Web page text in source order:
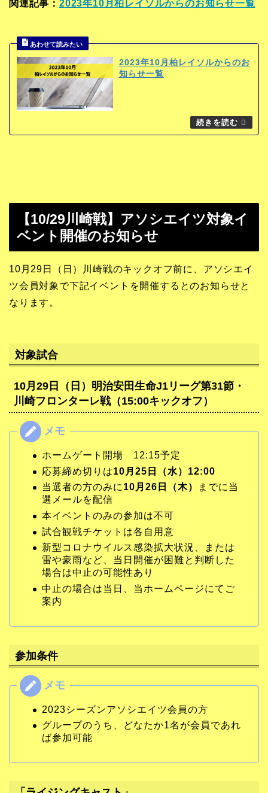
関連記事： 2023年10月柏レイソルからのお知らせ一覧
2023年10月柏レイソルからのお
知らせ一覧
【10/29川崎戦】アソシエイツ対象イ
ベント開催のお知らせ
10月29日（日）川崎戦のキックオフ前に、アソシエイ
ツ会員対象で下記イベントを開催するとのお知らせと
なります。
対象試合
10月29日（日）明治安田生命J1リーグ第31節・
川崎フロンターレ戦（15:00キックオフ）
ホームゲート開場 12:15予定
応募締め切りは10月25日（水）12:00
当選者の方のみに 10月26日（木）
までに当
選メールを配信
本イベントのみの参加は不可
試合観戦チケットは各自用意
新型コロナウイルス感染拡大状況、または
雷や豪雨など、当日開催が困難と判断した
場合は中止の可能性あり
中止の場合は当日、当ホームページにてご
案内
参加条件
2023シーズンアソシエイツ会員の方
グループのうち、どなたか1名が会員であれ
ば参加可能